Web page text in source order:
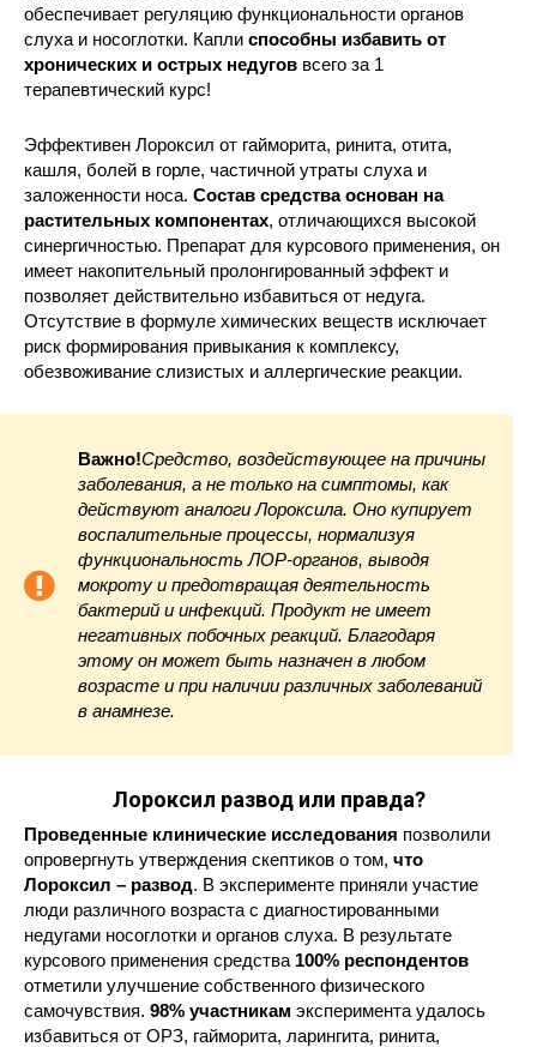
обеспечивает регуляцию функциональности органов
слуха и носоглотки. Капли способны избавить от
хронических и острых недугов всего за 1
терапевтический курс!
Эффективен Лороксил от гайморита, ринита, отита,
кашля, болей в горле, частичной утраты слуха и
заложенности носа. Состав средства основан на
растительных компонентах, отличающихся высокой
синергичностью. Препарат для курсового применения, он
имеет накопительный пролонгированный эффект и
позволяет действительно избавиться от недуга.
Отсутствие в формуле химических веществ исключает
риск формирования привыкания к комплексу,
обезвоживание слизистых и аллергические реакции.
Важно!Средство, воздействующее на причины
заболевания, а не только на симптомы, как
действуют аналоги Лороксила. Оно купирует
воспалительные процессы, нормализуя
функциональность ЛОР-органов, выводя
мокроту и предотвращая деятельность
бактерий и инфекций. Продукт не имеет
негативных побочных реакций. Благодаря
этому он может быть назначен в любом
возрасте и при наличии различных заболеваний
в анамнезе.
Лороксил развод или правда?
Проведенные клинические исследования позволили
опровергнуть утверждения скептиков о том, что
Лороксил – развод. В эксперименте приняли участие
люди различного возраста с диагностированными
недугами носоглотки и органов слуха. В результате
курсового применения средства 100% респондентов
отметили улучшение собственного физического
самочувствия. 98% участникам эксперимента удалось
избавиться от ОРЗ, гайморита, ларингита, ринита,